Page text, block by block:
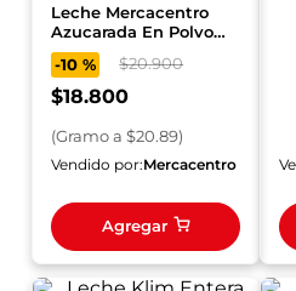
Leche Mercacentro
Azucarada En Polvo
900 g
-10 % $20.900
$18.800
(Gramoa $20.89)
Vendido por:Mercacentro
Agregar